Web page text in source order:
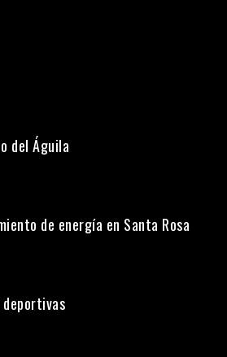
del Águila
de energía en Santa Rosa